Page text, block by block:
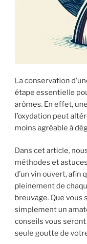
La conservation
étape essentielle
arômes. En effet,
l’oxydation peut
moins agréable à
Dans cet article,
méthodes et
d’un vin ouvert, afin
pleinement de
breuvage. Que vous
simplement un
conseils vous
seule goutte de